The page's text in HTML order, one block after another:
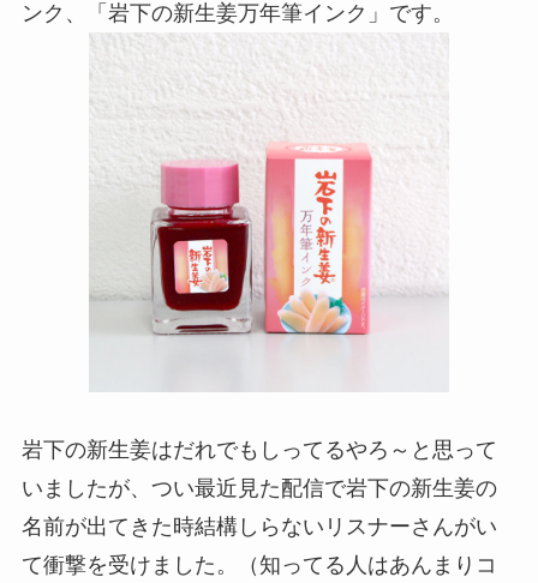
ンク、「岩下の新生姜万年筆インク」です。
岩下の新生姜はだれでもしってるやろ～と思って
いましたが、つい最近見た配信で岩下の新生姜の
名前が出てきた時結構しらないリスナーさんがい
て衝撃を受けました。（知ってる人はあんまりコ